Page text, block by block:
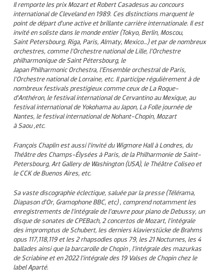
Il remporte les prix Mozart et Robert Casadesus au concours
international de Cleveland en 1989. Ces distinctions marquent le
point de départ d’une active et brillante carrière internationale. Il est
invité en soliste dans le monde entier (Tokyo, Berlin, Moscou,
Saint Petersbourg, Riga, Paris, Almaty, Mexico…) et par de nombreux
orchestres, comme l’Orchestre national de Lille, l’Orchestre
philharmonique de Saint Pétersbourg, le
Japan Philharmonic Orchestra, l’Ensemble orchestral de Paris,
l’Orchestre national de Lorraine, etc. Il participe régulièrement à de
nombreux festivals prestigieux comme ceux de La Roque-
d’Anthéron, le festival international de Cervantino au Mexique, au
festival international de Yokohama au Japon, La Folle journée de
Nantes, le festival international de Nohant-Chopin, Mozart
à Saou ,etc.
François Chaplin est aussi l’invité du Wigmore Hall à Londres, du
Théâtre des Champs-Élysées à Paris, de la Philharmonie de Saint-
Petersbourg, Art Gallery de Washington (USA), le Théâtre Coliseo et
le CCK de Buenos Aires, etc.
Sa vaste discographie éclectique, saluée par la presse (Télérama,
Diapason d’Or, Gramophone BBC, etc) , comprend notamment les
enregistrements de l’intégrale de l’œuvre pour piano de Debussy, un
disque de sonates de CPEBach, 2 concertos de Mozart, l’intégrale
des impromptus de Schubert, les derniers klavierstücke de Brahms
opus 117,118,119 et les 2 rhapsodies opus 79, les 21 Nocturnes, les 4
ballades ainsi que la barcarolle de Chopin , l’intégrale des mazurkas
de Scriabine et en 2022 l’intégrale des 19 Valses de Chopin chez le
label Aparté.